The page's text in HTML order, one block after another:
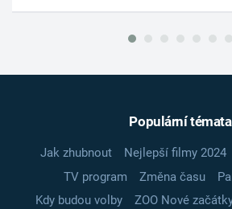
Populární témata
Jak zhubnout Nejlepší filmy 2024
TV program
Změna času
Kdy budou volby
ZOO Nové